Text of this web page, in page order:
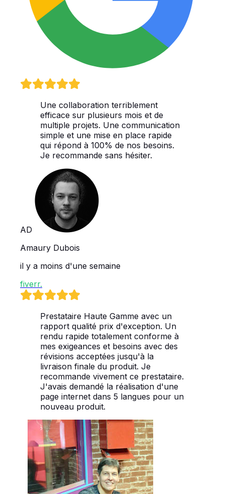
Une collaboration terriblement
efficace sur plusieurs mois et de
multiple projets. Une communication
simple et une mise en place rapide
qui répond à 100% de nos besoins.
Je recommande sans hésiter.
AD
Amaury Dubois
il y a moins d'une semaine
fiverr.
Prestataire Haute Gamme avec un
rapport qualité prix d'exception. Un
rendu rapide totalement conforme à
mes exigeances et besoins avec des
révisions acceptées jusqu'à la
livraison finale du produit. Je
recommande vivement ce prestataire.
J'avais demandé la réalisation d'une
page internet dans 5 langues pour un
nouveau produit.